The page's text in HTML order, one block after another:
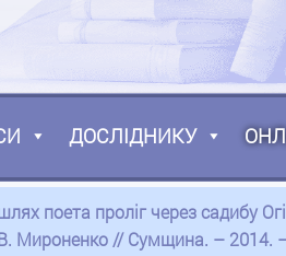
ДОСЛІДНИКУ
поета проліг через садибу
Мироненко // Сумщина. –